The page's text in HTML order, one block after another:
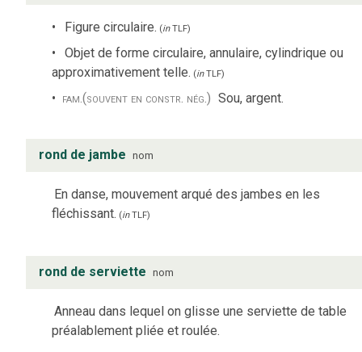
Figure circulaire. (inTLF)
Objet de forme circulaire, annulaire, cylindrique ou
approximativement telle. (inTLF)
fam.(souvent en constr. nég.) Sou, argent.
rond de jambe nom
En danse, mouvement arqué des jambes en les
fléchissant. (inTLF)
rond de serviette nom
Anneau dans lequel on glisse une serviette de table
préalablement pliée et roulée.